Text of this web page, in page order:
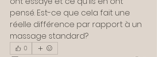
pensé. Est-ce que cela fait une
réelle différence par rapport à un
massage standard?
0